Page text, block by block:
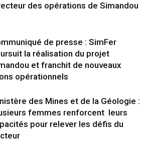
des opérations de Simandou
de presse : SimFer
la réalisation du projet
et franchit de nouveaux
opérationnels
des Mines et de la Géologie :
femmes renforcent leurs
pour relever les défis du